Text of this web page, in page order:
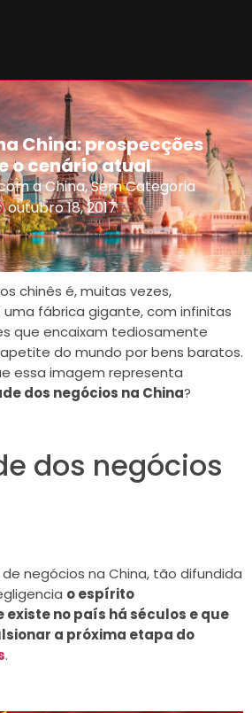
China: prospecções
o cenário atual
a China,Sem Categoria
outubro 18, 2017
chinês é, muitas vezes,
fábrica gigante, com infinitas
que encaixam tediosamente
do mundo por bens baratos.
essa imagem representa
dos negócios na China?
dos negócios
negócios na China, tão difundida
o espírito
no país há séculos e que
a próxima etapa do
.